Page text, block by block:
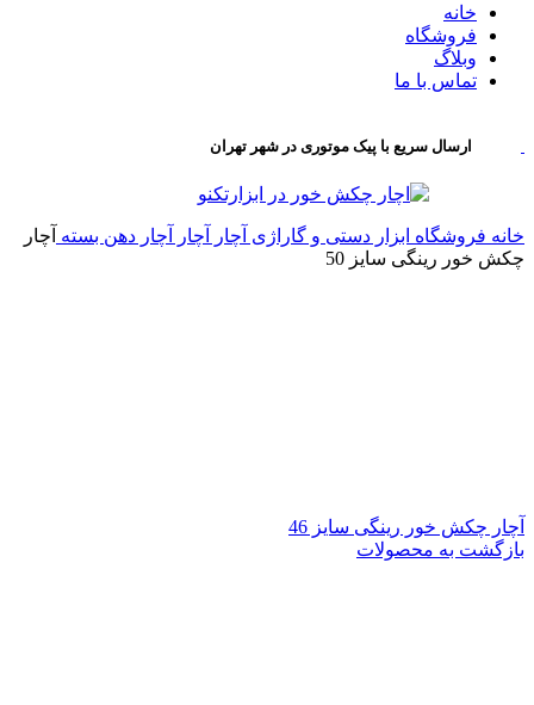
خانه
فروشگاه
وبلاگ
تماس با ما
ارسال سریع با پیک موتوری در شهر تهران
خانه فروشگاه ابزار دستی و گاراژی آچار آچار آچار دهن بسته آچار
چکش خور رینگی سایز 50
آچار چکش خور رینگی سایز 46
بازگشت به محصولات